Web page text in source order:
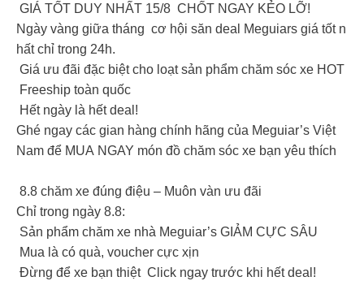
GIÁ TỐT DUY NHẤT 15/8 CHỐT NGAY KẺO LỠ!
Ngày vàng giữa tháng cơ hội săn deal Meguiars giá tốt n
hất chỉ trong 24h.
Giá ưu đãi đặc biệt cho loạt sản phẩm chăm sóc xe HOT
Freeship toàn quốc
Hết ngày là hết deal!
Ghé ngay các gian hàng chính hãng của Meguiar’s Việt
Nam để MUA NGAY món đồ chăm sóc xe bạn yêu thích
8.8 chăm xe đúng điệu – Muôn vàn ưu đãi
Chỉ trong ngày 8.8:
Sản phẩm chăm xe nhà Meguiar’s GIẢM CỰC SÂU
Mua là có quà, voucher cực xịn
️ Đừng để xe bạn thiệt Click ngay trước khi hết deal! ️️️